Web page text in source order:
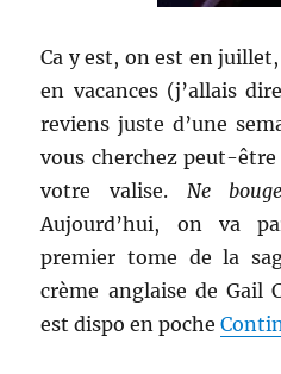
Ca y est, on est en
en vacances (j’allais
reviens juste d’une
vous cherchez peut-
votre valise. Ne
Aujourd’hui, on va
premier tome de la
crème anglaise de Gail
est dispo en poche